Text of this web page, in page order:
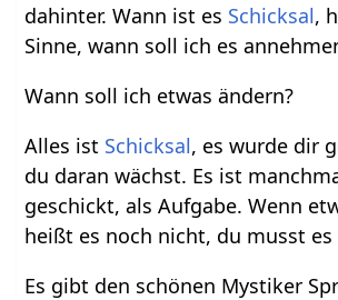
dahinter. Wann ist es Schicksal,
Sinne, wann soll ich es
Wann soll ich etwas ändern?
Alles ist Schicksal, es wurde dir
du daran wächst. Es ist
geschickt, als Aufgabe. Wenn
heißt es noch nicht, du musst
Es gibt den schönen Mystiker